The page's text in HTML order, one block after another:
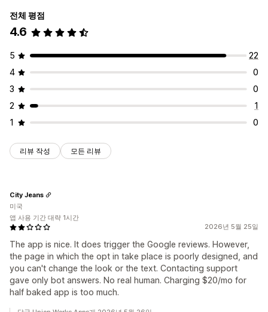
전체 평점
4.6
5
22
4
0
3
0
2
1
1
0
리뷰 작성 모든 리뷰
2026년 5월 25일
The app is nice. It does trigger the Google reviews. However,
the page in which the opt in take place is poorly designed, and
you can't change the look or the text. Contacting support
gave only bot answers. No real human. Charging $20/mo for
half baked app is too much.
City Jeans
미국
앱 사용 기간 대략 1시간